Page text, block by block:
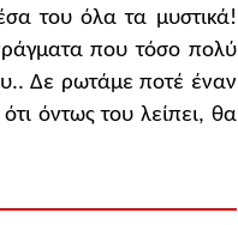
του όλα τα μυστικά!
που τόσο πολύ
Δε ρωτάμε ποτέ έναν
όντως του λείπει, θα